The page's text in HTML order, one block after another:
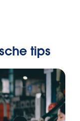
tips